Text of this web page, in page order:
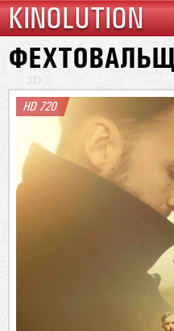
KINOLUTION
HD 720